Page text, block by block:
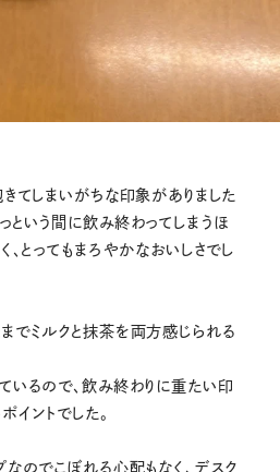
きてしまいがちな印象がありました
という間に飲み終わってしまうほ
、とってもまろやかなおいしさでし
でミルクと抹茶を両方感じられる
いるので、飲み終わりに重たい印
イントでした。
なのでこぼれる心配もなく、デスク